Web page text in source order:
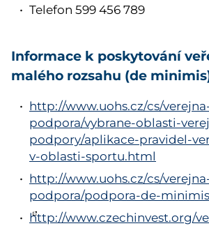
Telefon 599 456 789
Informace k poskytování
malého rozsahu (de
http://www.uohs.cz/cs/
podpora/vybrane-oblasti-
podpory/aplikace-pravidel-
v-oblasti-sportu.html
http://www.uohs.cz/cs/
podpora/podpora-de-
http://www.czechinvest.org/